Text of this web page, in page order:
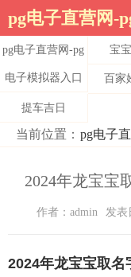
pg电子直营网-
pg电子直营网-pg
电子模拟器入口
宝
百家
提车吉日
当前位置： pg电子
2024年龙宝宝
作者：admin 发表
2024年龙宝宝取名